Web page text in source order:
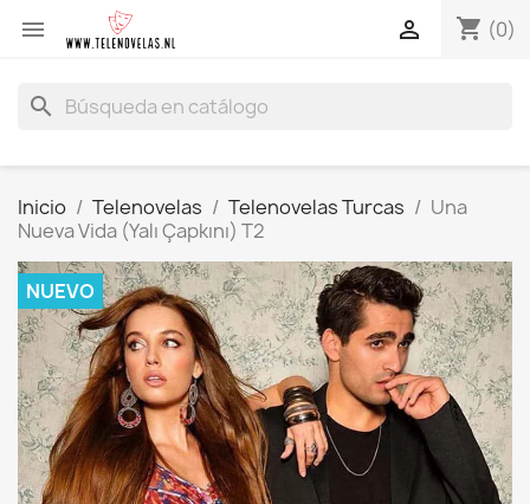
 shopping_cart (0)

search
Inicio Telenovelas Telenovelas Turcas
Una
Nueva Vida (Yalı Çapkını) T2
NUEVO